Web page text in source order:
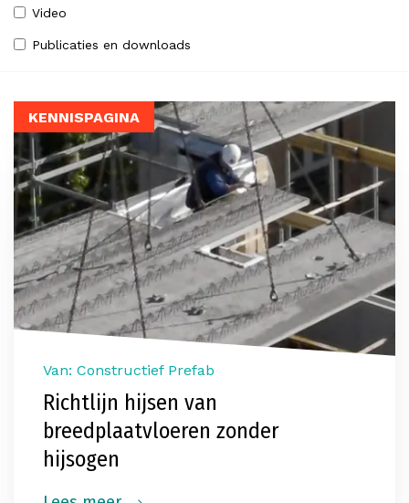
Video
Publicaties en downloads
KENNISPAGINA
Van: Constructief Prefab
Richtlijn hijsen van
breedplaatvloeren zonder
hijsogen